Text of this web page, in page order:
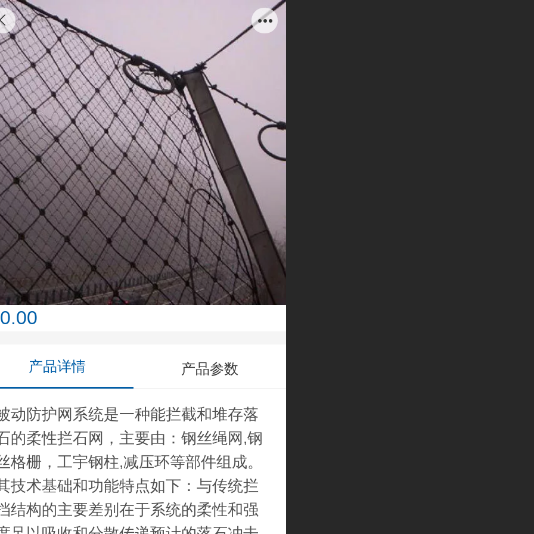
动防护网
产品详情 产品参数
动防护网系统是一种能拦截和堆存落
的柔性拦石网，主要由：钢丝绳网,钢
格栅，工宇钢柱,减压环等部件组成。
技术基础和功能特点如下：与传统拦
结构的主要差别在于系统的柔性和强